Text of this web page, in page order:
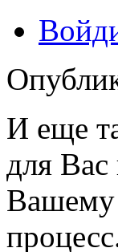
И еще
для Вас
Вашему